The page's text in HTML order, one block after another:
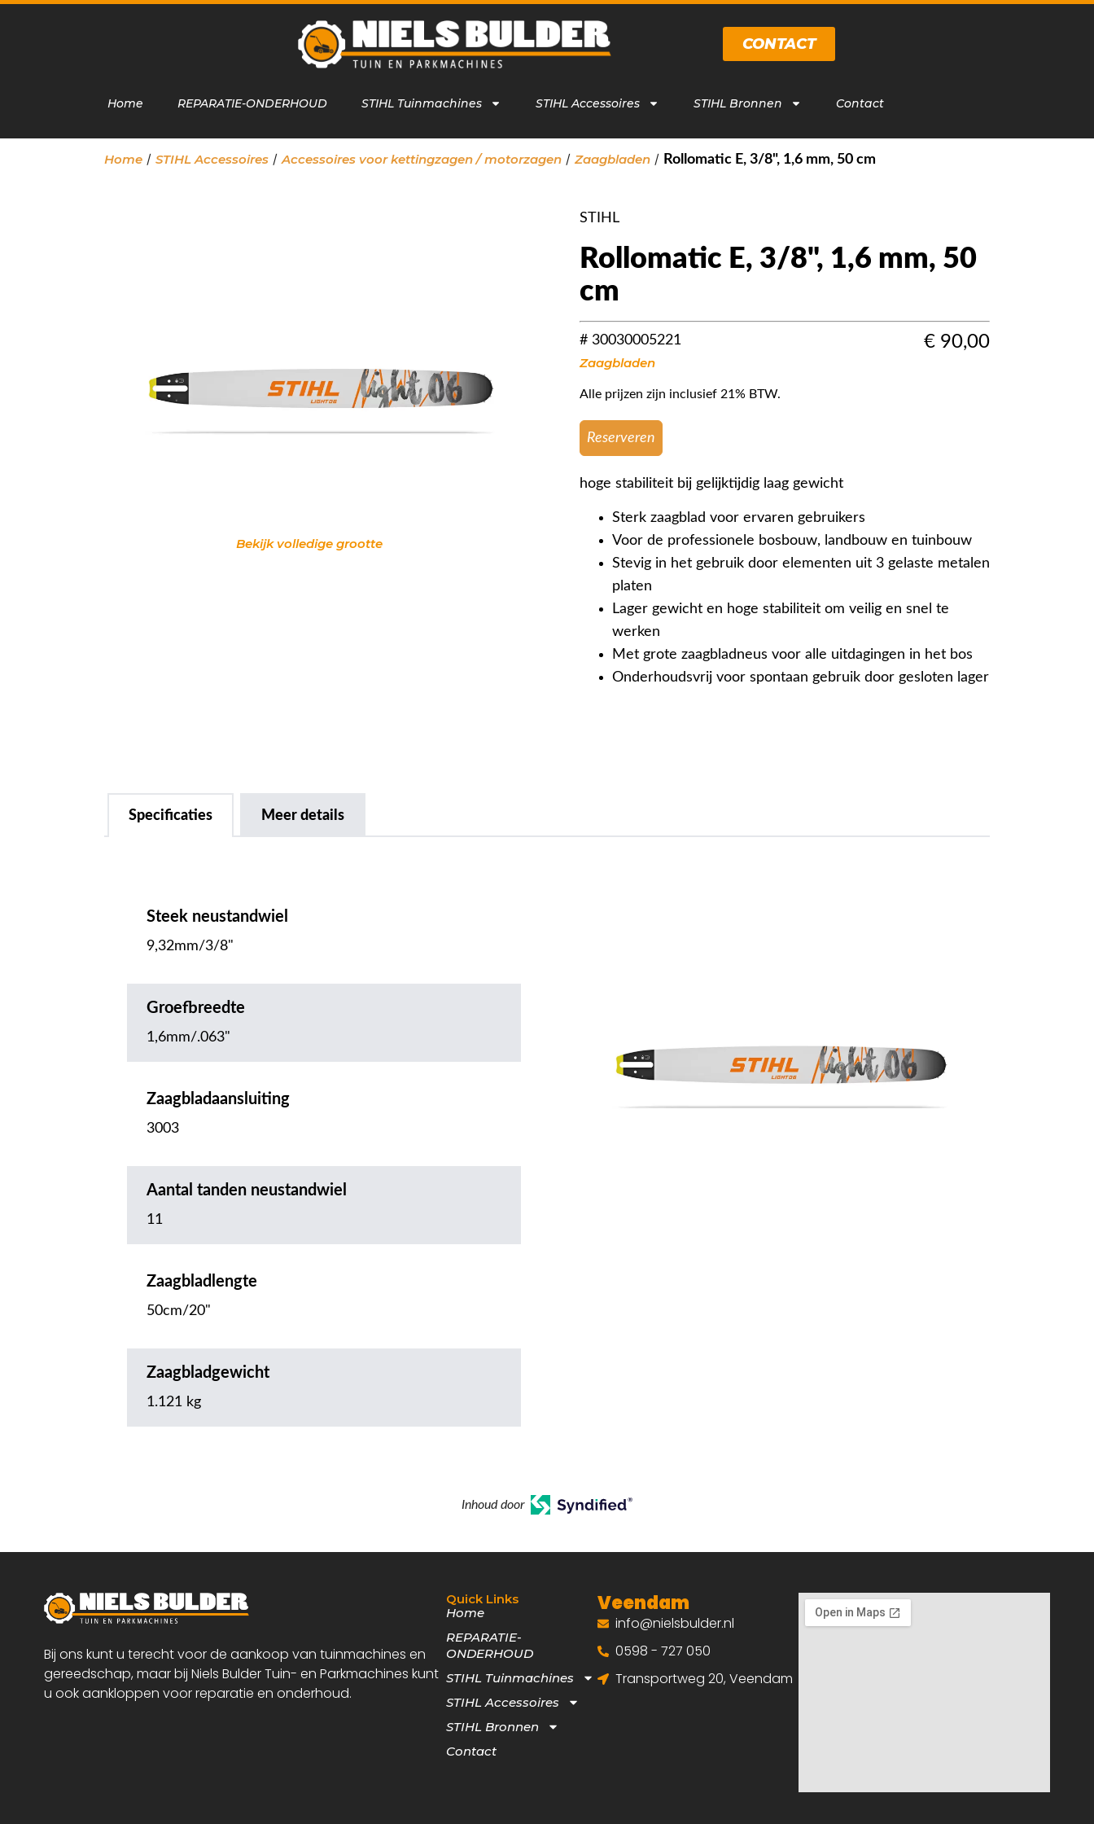
CONTACT
Home REPARATIE-ONDERHOUD STIHL Tuinmachines STIHL Accessoires STIHL Bronnen Contact
Home / STIHL Accessoires / Accessoires voor kettingzagen / motorzagen / Zaagbladen / Rollomatic E, 3/8", 1,6 mm, 50 cm
Bekijk volledige grootte
STIHL
Rollomatic E, 3/8", 1,6 mm, 50
cm
# 30030005221
Zaagbladen
€ 90,00
Alle prijzen zijn inclusief 21% BTW.
Reserveren
hoge stabiliteit bij gelijktijdig laag gewicht
Sterk zaagblad voor ervaren gebruikers
Voor de professionele bosbouw, landbouw en tuinbouw
Stevig in het gebruik door elementen uit 3 gelaste metalen
platen
Lager gewicht en hoge stabiliteit om veilig en snel te
werken
Met grote zaagbladneus voor alle uitdagingen in het bos
Onderhoudsvrij voor spontaan gebruik door gesloten lager
Specificaties Meer details
Steek neustandwiel
9,32mm/3/8"
Groefbreedte
1,6mm/.063"
Zaagbladaansluiting
3003
Aantal tanden neustandwiel
11
Zaagbladlengte
50cm/20"
Zaagbladgewicht
1.121 kg
Inhoud door
Bij ons kunt u terecht voor de aankoop van tuinmachines en
gereedschap, maar bij Niels Bulder Tuin- en Parkmachines kunt
u ook aankloppen voor reparatie en onderhoud.
Quick Links
Home
REPARATIE-
ONDERHOUD
STIHL Tuinmachines
STIHL Accessoires
STIHL Bronnen
Contact
Veendam
info@nielsbulder.nl
0598 - 727 050
Transportweg 20, Veendam